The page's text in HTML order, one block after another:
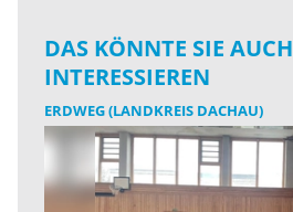
DAS KÖNNTE SIE AUCH
INTERESSIEREN
ERDWEG (LANDKREIS DACHAU)